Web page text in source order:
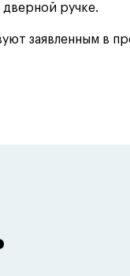
ручке.
заявленным в